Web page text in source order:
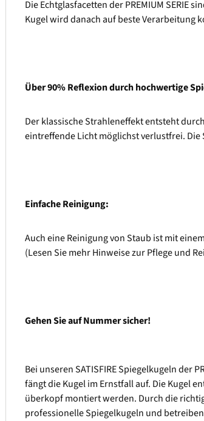
Die Echtglasfacetten der PREMIUM
Kugel wird danach auf beste Verarbeitung
Über 90% Reflexion durch hochwertige
Der klassische Strahleneffekt entsteht
eintreffende Licht möglichst verlustfrei. Die
Einfache Reinigung:
Auch eine Reinigung von Staub ist mit
(Lesen Sie mehr Hinweise zur Pflege und
Gehen Sie auf Nummer sicher!
Bei unseren SATISFIRE Spiegelkugeln der
fängt die Kugel im Ernstfall auf. Die Kugel
überkopf montiert werden. Durch die
professionelle Spiegelkugeln und